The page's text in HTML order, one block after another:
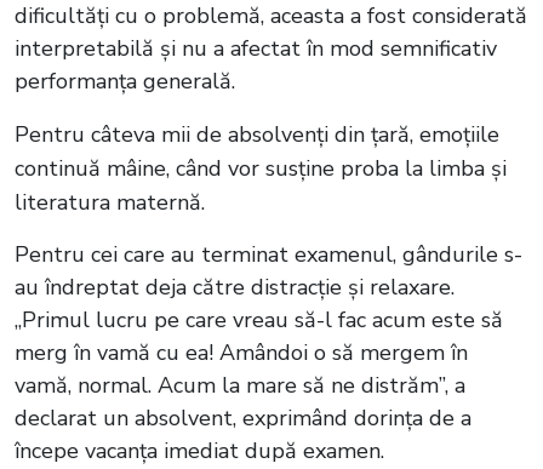
dificultăți cu o problemă, aceasta a fost considerată
interpretabilă și nu a afectat în mod semnificativ
performanța generală.
Pentru câteva mii de absolvenți din țară, emoțiile
continuă mâine, când vor susține proba la limba și
literatura maternă.
Pentru cei care au terminat examenul, gândurile s-
au îndreptat deja către distracție și relaxare.
„Primul lucru pe care vreau să-l fac acum este să
merg în vamă cu ea! Amândoi o să mergem în
vamă, normal. Acum la mare să ne distrăm”, a
declarat un absolvent, exprimând dorința de a
începe vacanța imediat după examen.